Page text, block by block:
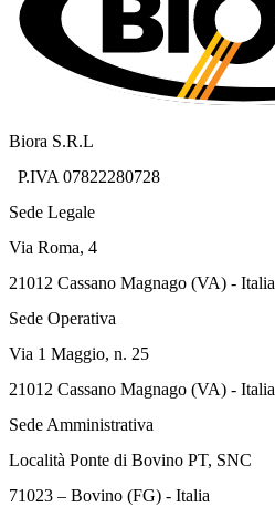
Biora S.R.L
P.IVA 07822280728
Sede Legale
Via Roma, 4
21012 Cassano Magnago (VA) - Italia
Sede Operativa
Via 1 Maggio, n. 25
21012 Cassano Magnago (VA) - Italia
Sede Amministrativa
Località Ponte di Bovino PT, SNC
71023 – Bovino (FG) - Italia